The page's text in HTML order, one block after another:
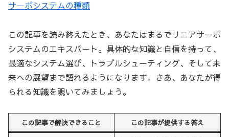
サーボシステムの種類
この記事を読み終えたとき、あなたはまるでリニアサーボ
システムのエキスパート。具体的な知識と自信を持って、
最適なシステム選び、トラブルシューティング、そして未
来への展望まで語れるようになります。さあ、あなたが得
られる知識を覗いてみましょう。
この記事で解決できること この記事が提供する答え